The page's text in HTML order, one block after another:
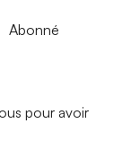
Abonné
pour avoir